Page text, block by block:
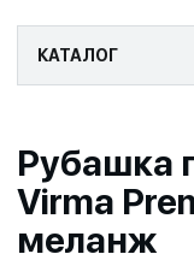
КАТАЛОГ
Рубашка
Virma
меланж